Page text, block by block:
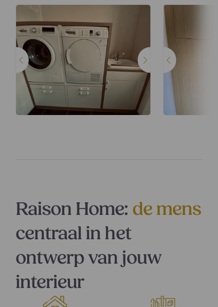
Raison Home: de mens
centraal in het
ontwerp van jouw
interieur